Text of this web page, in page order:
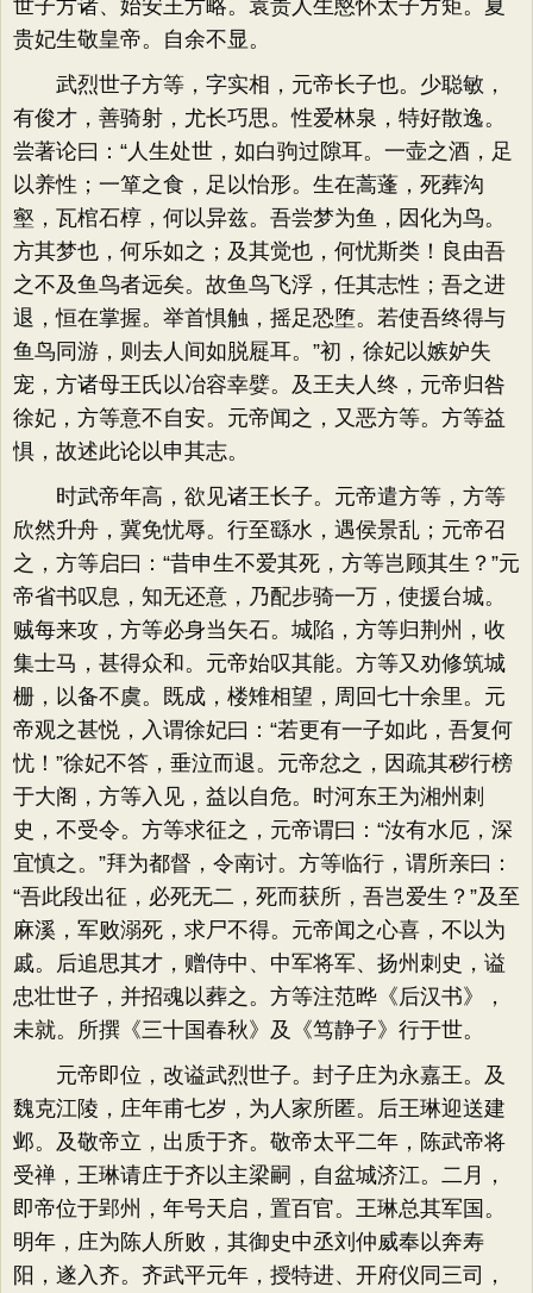
世子方诸、始安王方略。袁贵人生愍怀太子方矩。夏
贵妃生敬皇帝。自余不显。
武烈世子方等，字实相，元帝长子也。少聪敏，
有俊才，善骑射，尤长巧思。性爱林泉，特好散逸。
尝著论曰：​“人生处世，如白驹过隙耳。一壶之酒，足
以养性；一箪之食，足以怡形。生在蒿蓬，死葬沟
壑，瓦棺石椁，何以异兹。吾尝梦为鱼，因化为鸟。
方其梦也，何乐如之；及其觉也，何忧斯类！良由吾
之不及鱼鸟者远矣。故鱼鸟飞浮，任其志性；吾之进
退，恒在掌握。举首惧触，摇足恐堕。若使吾终得与
鱼鸟同游，则去人间如脱屣耳。​”初，徐妃以嫉妒失
宠，方诸母王氏以冶容幸嬖。及王夫人终，元帝归咎
徐妃，方等意不自安。元帝闻之，又恶方等。方等益
惧，故述此论以申其志。
时武帝年高，欲见诸王长子。元帝遣方等，方等
欣然升舟，冀免忧辱。行至繇水，遇侯景乱；元帝召
之，方等启曰：​“昔申生不爱其死，方等岂顾其生？​”元
帝省书叹息，知无还意，乃配步骑一万，使援台城。
贼每来攻，方等必身当矢石。城陷，方等归荆州，收
集士马，甚得众和。元帝始叹其能。方等又劝修筑城
栅，以备不虞。既成，楼雉相望，周回七十余里。元
帝观之甚悦，入谓徐妃曰：​“若更有一子如此，吾复何
忧！”徐妃不答，垂泣而退。元帝忿之，因疏其秽行榜
于大阁，方等入见，益以自危。时河东王为湘州刺
史，不受令。方等求征之，元帝谓曰：​“汝有水厄，深
宜慎之。​”拜为都督，令南讨。方等临行，谓所亲曰：​
“吾此段出征，必死无二，死而获所，吾岂爱生？​”及至
麻溪，军败溺死，求尸不得。元帝闻之心喜，不以为
戚。后追思其才，赠侍中、中军将军、扬州刺史，谥
忠壮世子，并招魂以葬之。方等注范晔《后汉书》​，
未就。所撰《三十国春秋》及《笃静子》行于世。
元帝即位，改谥武烈世子。封子庄为永嘉王。及
魏克江陵，庄年甫七岁，为人家所匿。后王琳迎送建
邺。及敬帝立，出质于齐。敬帝太平二年，陈武帝将
受禅，王琳请庄于齐以主梁嗣，自盆城济江。二月，
即帝位于郢州，年号天启，置百官。王琳总其军国。
明年，庄为陈人所败，其御史中丞刘仲威奉以奔寿
阳，遂入齐。齐武平元年，授特进、开府仪同三司，